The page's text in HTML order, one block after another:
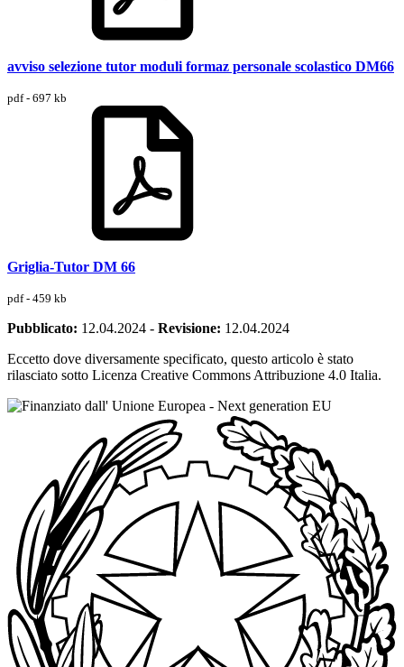
avviso selezione tutor moduli formaz personale scolastico DM66
pdf - 697 kb
Griglia-Tutor DM 66
pdf - 459 kb
Pubblicato: 12.04.2024 - Revisione: 12.04.2024
Eccetto dove diversamente specificato, questo articolo è stato
rilasciato sotto Licenza Creative Commons Attribuzione 4.0 Italia.